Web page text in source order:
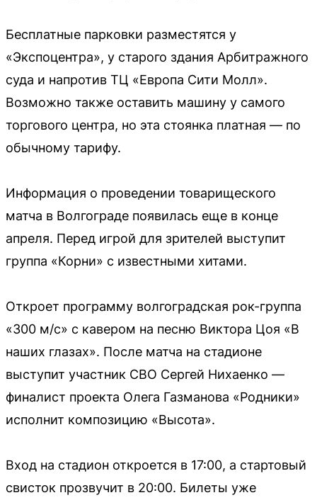
Бесплатные парковки разместятся у
«Экспоцентра», у старого здания Арбитражного
суда и напротив ТЦ «Европа Сити Молл».
Возможно также оставить машину у самого
торгового центра, но эта стоянка платная — по
обычному тарифу.
Информация о проведении товарищеского
матча в Волгограде появилась еще в конце
апреля. Перед игрой для зрителей выступит
группа «Корни» с известными хитами.
Откроет программу волгоградская рок-группа
«300 м/с» с кавером на песню Виктора Цоя «В
наших глазах». После матча на стадионе
выступит участник СВО Сергей Нихаенко —
финалист проекта Олега Газманова «Родники»
исполнит композицию «Высота».
Вход на стадион откроется в 17:00, а стартовый
свисток прозвучит в 20:00. Билеты уже